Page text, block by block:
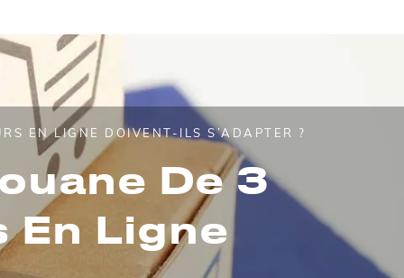
EN LIGNE DOIVENT-ILS S’ADAPTER ?
De 3
En Ligne